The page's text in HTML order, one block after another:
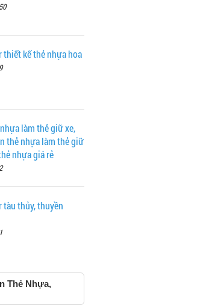
thiết kế thẻ nhựa hoa
làm thẻ giữ xe,
thẻ nhựa làm thẻ giữ
nhựa giá rẻ
tàu thủy, thuyền
Thẻ Nhựa,